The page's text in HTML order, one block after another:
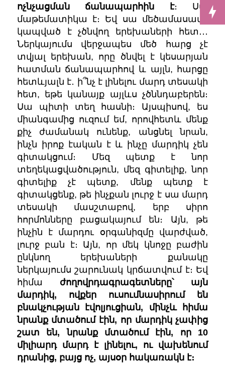
ոչնչացման ճանապարհին է։ Սա
մաթեմատիկա է։ Եվ սա մեծամասամբ
կապված է չծնվող երեխաների հետ․․․
Ներկայումս վերջապես մեծ հարց չէ
տվյալ երեխան, որը ծնվել է կեսարյան
հատման ճանապարհով և այլն, հարցը
հետևյալն է․ ի՞նչ է լինելու մարդ տեսակի
հետ, եթե կանայք այլևս չծննդաբերեն։
Սա պիտի տեղ հասնի։ Այսպիսով, ես
միանգամից ուզում եմ, որովհետև մենք
քիչ ժամանակ ունենք, անցնել նրան,
ինչն իրոք էական է և ինչը մարդիկ չեն
գիտակցում։ Մեզ պետք է նոր
տեղեկացվածություն, մեզ գիտելիք, նոր
գիտելիք չէ պետք, մենք պետք է
գիտակցենք, թե ինչքան լուրջ է սա մարդ
տեսակի մասշտաբով, երբ սիրո
հորմոնները բացակայում են։ Այն, թե
ինչին է մարդու օրգանիզմը վարժված,
լուրջ բան է։ Այն, որ մեկ կնոջը բաժին
ընկնող երեխաների քանակը
ներկայումս շարունակ կրճատվում է։ Եվ
հիմա ժողովրդագրագետները՝ այն
մարդիկ, ովքեր ուսումնասիրում են
բնակչության էվոլյուցիան, մինչև հիմա
նրանք մտածում էին, որ մարդիկ չափից
շատ են, նրանք մտածում էին, որ 10
միլիարդ մարդ է լինելու, ու վախենում
դրանից, բայց ոչ, այսօր հակառակն է։